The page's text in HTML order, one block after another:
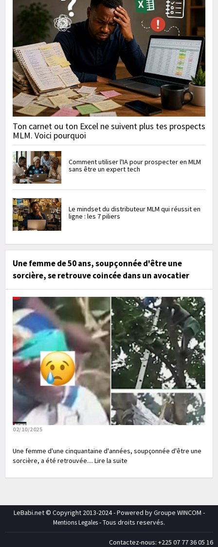
Ton carnet ou ton Excel ne suivent plus tes prospects
MLM. Voici pourquoi
Comment utiliser l'IA pour prospecter en MLM
sans être un expert tech
Le mindset du distributeur MLM qui réussit en
ligne : les 7 piliers
Une femme de 50 ans, soupçonnée d'être une
sorcière, se retrouve coincée dans un avocatier
02/10/2025
Une femme d'une cinquantaine d'années, soupçonnée d'être une
sorcière, a été retrouvée.... Lire la suite
LeBabi.net © Copyright 2013-2024 - Powered by Groupe WINCOM -
Mentions Legales- Tous droits reservés.
Contactez-nous: +225 07 77 36 05 16